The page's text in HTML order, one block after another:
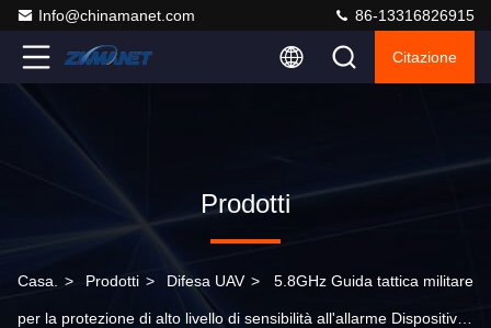
Info@chinamanet.com 86-13316826915
Citazione
Prodotti
Casa. > Prodotti > Difesa UAV > 5.8GHz Guida tattica militare
per la protezione di alto livello di sensibilità all'allarme Dispositivo